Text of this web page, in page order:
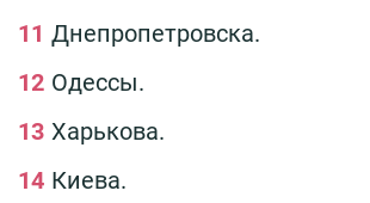
Днепропетровска.
Одессы.
Харькова.
Киева.